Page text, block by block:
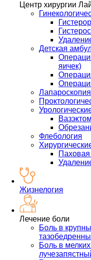
Центр хирургии
Детская
яичек)
Лапароскопия
Флебология
Жизнелогия
Лечение боли
Боль в
Боль в